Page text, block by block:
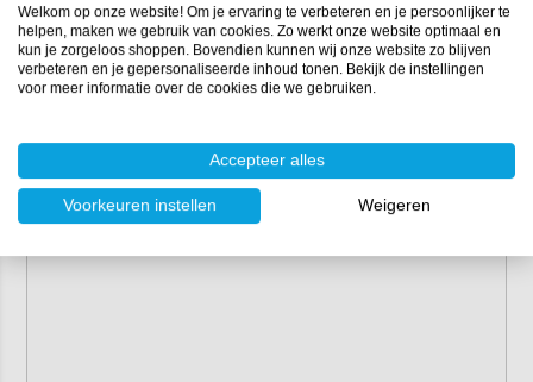
Afmetingen
Vierkante mal: 10 cm x 10 cm
Zeshoekige mal: 10 cm x 10 cm
Er is circa 125 gram epoxy nodig voor de onderzetters.
Welkom op onze website! Om je ervaring te verbeteren en je persoonlijker te
helpen, maken we gebruik van cookies. Zo werkt onze website optimaal en
kun je zorgeloos shoppen. Bovendien kunnen wij onze website zo blijven
verbeteren en je gepersonaliseerde inhoud tonen. Bekijk de instellingen
voor meer informatie over de cookies die we gebruiken.
Accepteer alles
Voorkeuren instellen Weigeren